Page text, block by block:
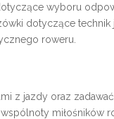
wyboru
dotyczące technik
roweru.
z jazdy oraz
miłośników